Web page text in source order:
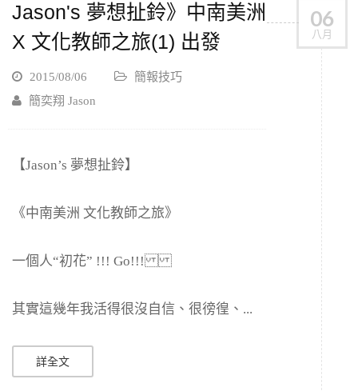
06
八月
Jason's 夢想扯鈴》中南美洲
X 文化教師之旅(1) 出發
2015/08/06
簡報技巧
簡奕翔 Jason
【Jason’s 夢想扯鈴】
《中南美洲 文化教師之旅》
一個人“初花” !!! Go!!!
其實這幾年我活得很沒自信、很徬徨、...
詳全文